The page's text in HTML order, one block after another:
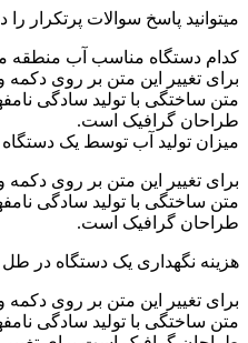
میتوانید پاسخ سوالات پرتکرار را
کدام دستگاه مناسب آب منطقه
برای تغییر این متن بر روی دکمه
متن ساختگی با تولید سادگی
طراحان گرافیک است.
میزان تولید آب توسط یک
برای تغییر این متن بر روی دکمه
متن ساختگی با تولید سادگی
طراحان گرافیک است.
هزینه نگهداری یک دستگاه در
برای تغییر این متن بر روی دکمه
متن ساختگی با تولید سادگی